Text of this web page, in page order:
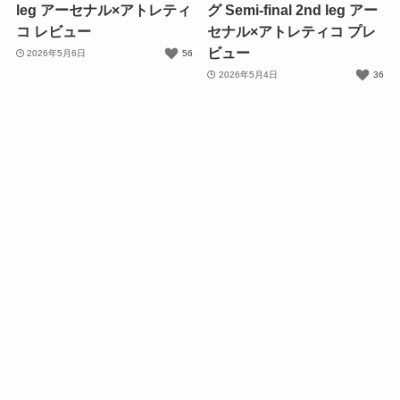
leg アーセナル×アトレティ
コ レビュー
2026年5月6日 56
グ Semi-final 2nd leg アー
セナル×アトレティコ プレ
ビュー
2026年5月4日 36